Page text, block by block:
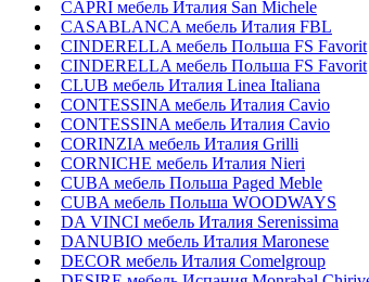
CAPRI мебель Италия San Michele
CASABLANCA мебель Италия FBL
CINDERELLA мебель Польша FS Favorit
CINDERELLA мебель Польша FS Favorit
CLUB мебель Италия Linea Italiana
CONTESSINA мебель Италия Cavio
CONTESSINA мебель Италия Сavio
CORINZIA мебель Италия Grilli
CORNICHE мебель Италия Nieri
CUBA мебель Польша Paged Meble
CUBA мебель Польша WOODWAYS
DA VINCI мебель Италия Serenissima
DANUBIO мебель Италия Maronese
DECOR мебель Италия Comelgroup